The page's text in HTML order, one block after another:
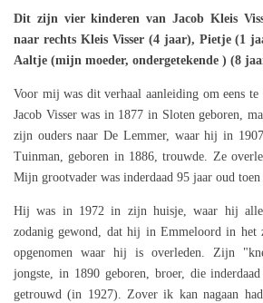
Dit zijn vier kinderen van Jacob Kleis
naar rechts Kleis Visser (4 jaar), Pietje (1
Aaltje (mijn moeder, ondergetekende ) (8
Voor mij was dit verhaal aanleiding om eens
Jacob Visser was in 1877 in Sloten geboren,
zijn ouders naar De Lemmer, waar hij in
Tuinman, geboren in 1886, trouwde. Ze
Mijn grootvader was inderdaad 95 jaar oud
Hij was in 1972 in zijn huisje, waar hij
zodanig gewond, dat hij in Emmeloord in het
opgenomen waar hij is overleden. Zijn
jongste, in 1890 geboren, broer, die
getrouwd (in 1927). Zover ik kan nagaan